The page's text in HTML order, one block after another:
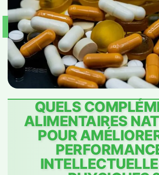
QUELS
ALIMENTAIRES
POUR